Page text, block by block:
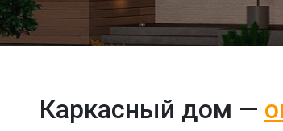
Каркасный дом —